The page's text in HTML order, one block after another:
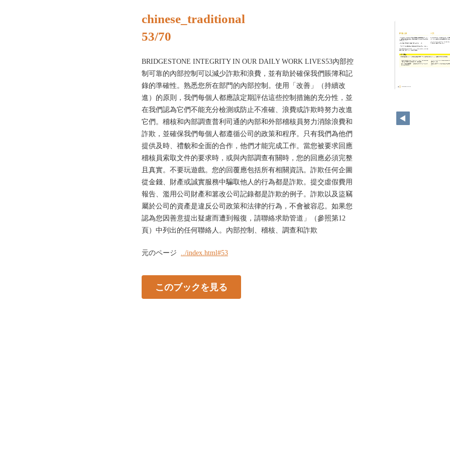
chinese_traditional
53/70
BRIDGESTONE INTEGRITY IN OUR DAILY WORK LIVES53內部控
制可靠的內部控制可以減少詐欺和浪費，並有助於確保我們賬簿和記
錄的準確性。熟悉您所在部門的內部控制。使用「改善」（持續改
進）的原則，我們每個人都應該定期評估這些控制措施的充分性，並
在我們認為它們不能充分檢測或防止不准確、浪費或詐欺時努力改進
它們。稽核和內部調查普利司通的內部和外部稽核員努力消除浪費和
詐欺，並確保我們每個人都遵循公司的政策和程序。只有我們為他們
提供及時、禮貌和全面的合作，他們才能完成工作。當您被要求回應
稽核員索取文件的要求時，或與內部調查有關時，您的回應必須完整
且真實。不要玩遊戲。您的回覆應包括所有相關資訊。詐欺任何企圖
從金錢、財產或誠實服務中騙取他人的行為都是詐欺。提交虛假費用
報告、濫用公司財產和篡改公司記錄都是詐欺的例子。詐欺以及盜竊
屬於公司的資產是違反公司政策和法律的行為，不會被容忍。如果您
認為您因善意提出疑慮而遭到報復，請聯絡求助管道」（參照第12
頁）中列出的任何聯絡人。內部控制、稽核、調查和詐欺
元のページ ../index.html#53
このブックを見る